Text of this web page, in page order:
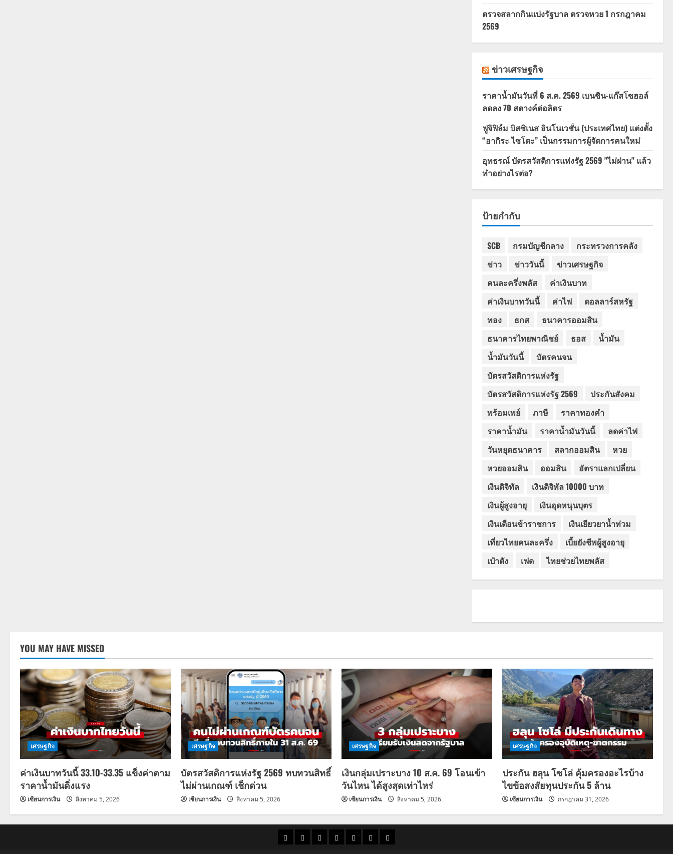
ตรวจสลากกินแบ่งรัฐบาล ตรวจหวย 1 กรกฎาคม
2569
ข่าวเศรษฐกิจ
ราคาน้ำมันวันที่ 6 ส.ค. 2569 เบนซิน-แก๊สโซฮอล์
ลดลง 70 สตางค์ต่อลิตร
ฟูจิฟิล์ม บิสซิเนส อินโนเวชั่น (ประเทศไทย) แต่งตั้ง
“อากิระ ไซโตะ” เป็นกรรมการผู้จัดการคนใหม่
อุทธรณ์ บัตรสวัสดิการแห่งรัฐ 2569 "ไม่ผ่าน" แล้ว
ทำอย่างไรต่อ?
ป้ายกำกับ
SCB กรมบัญชีกลาง
กระทรวงการคลัง
ข่าว
ข่าววันนี้
ข่าวเศรษฐกิจ
คนละครึ่งพลัส
ค่าเงินบาท
ค่าเงินบาทวันนี้
ค่าไฟ
ดอลลาร์สหรัฐ
ทอง
ธกส
ธนาคารออมสิน
ธนาคารไทยพาณิชย์
ธอส
น้ำมัน
น้ำมันวันนี้
บัตรคนจน
บัตรสวัสดิการแห่งรัฐ
บัตรสวัสดิการแห่งรัฐ 2569
ประกันสังคม
พร้อมเพย์
ภาษี
ราคาทองคำ
ราคาน้ำมัน
ราคาน้ำมันวันนี้
ลดค่าไฟ
วันหยุดธนาคาร
สลากออมสิน
หวย
หวยออมสิน
ออมสิน
อัตราแลกเปลี่ยน
เงินดิจิทัล
เงินดิจิทัล 10000 บาท
เงินผู้สูงอายุ
เงินอุดหนุนบุตร
เงินเดือนข้าราชการ
เงินเยียวยาน้ำท่วม
เที่ยวไทยคนละครึ่ง
เบี้ยยังชีพผู้สูงอายุ
เป๋าตัง
เฟด ไทยช่วยไทยพลัส
YOU MAY HAVE MISSED
เศรษฐกิจ
ค่าเงินบาทวันนี้ 33.10-33.35 แข็งค่าตาม
ราคาน้ำมันดิ่งแรง
เซียนการเงิน สิงหาคม 5, 2026
เศรษฐกิจ
บัตรสวัสดิการแห่งรัฐ 2569 ทบทวนสิทธิ์
ไม่ผ่านเกณฑ์ เช็กด่วน
เซียนการเงิน สิงหาคม 5, 2026
เศรษฐกิจ
เงินกลุ่มเปราะบาง 10 ส.ค. 69 โอนเข้า
วันไหน ได้สูงสุดเท่าไหร่
เซียนการเงิน สิงหาคม 5, 2026
เศรษฐกิจ
ประกัน ฮลุน โซโล่ คุ้มครองอะไรบ้าง
ไขข้อสงสัยทุนประกัน 5 ล้าน
เซียนการเงิน กรกฎาคม 31, 2026
ราคาแนว
ข่าว
ข่าว
ดูด
ที่
ผู้ชาย